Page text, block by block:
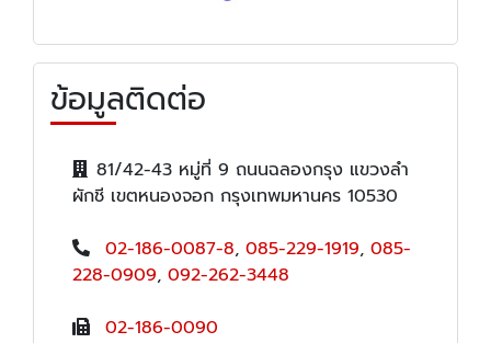
ข้อมูลติดต่อ
81/42-43 หมู่ที่ 9 ถนนฉลองกรุง แขวงลำ
ผักชี เขตหนองจอก กรุงเทพมหานคร 10530
02-186-0087-8, 085-229-1919, 085-
228-0909, 092-262-3448
02-186-0090